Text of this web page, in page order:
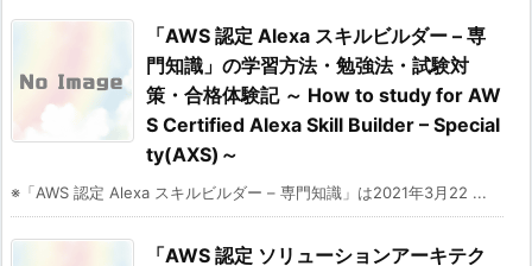
「AWS 認定 Alexa スキルビルダー – 専
門知識」の学習方法・勉強法・試験対
策・合格体験記 ～ How to study for AW
S Certified Alexa Skill Builder – Special
ty(AXS)～
※「AWS 認定 Alexa スキルビルダー – 専門知識」は2021年3月22 ...
「AWS 認定 ソリューションアーキテク